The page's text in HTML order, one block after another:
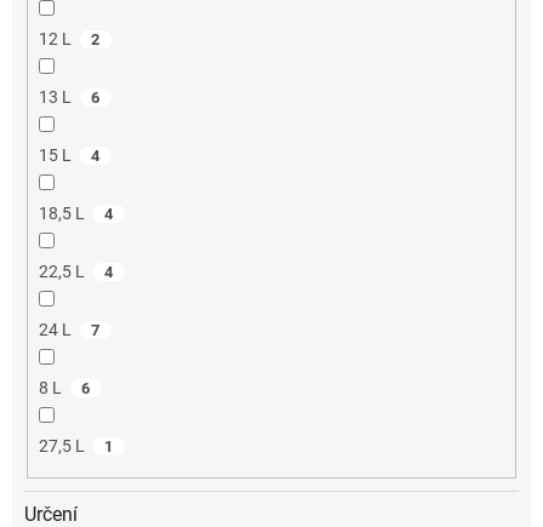
12 L 2
13 L 6
15 L 4
18,5 L 4
22,5 L 4
24 L 7
8 L 6
27,5 L 1
Určení